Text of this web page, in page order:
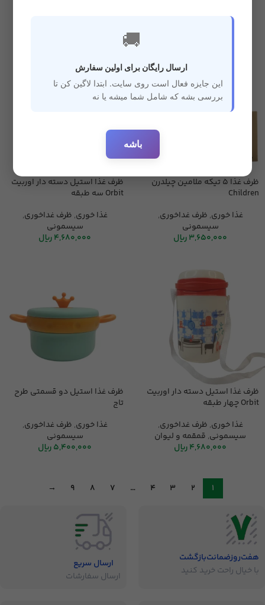
ظرف غذا 5 تیکه ملامین چیلدرن
Children
غذا خوری, ظرف غداخوری,
سیسمونی
3,650,000ریال
ظرف غذا استیل دسته دار اوربیت
Orbit سه طبقه
غذا خوری, ظرف غداخوری,
سیسمونی
4,680,000ریال
ظرف غذا استیل دسته دار اوربیت
Orbit چهار طبقه
غذا خوری, ظرف غداخوری,
سیسمونی, قمقمه و لیوان
4,680,000ریال
ظرف غذا استیل دو قسمتی طرح
تاج
غذا خوری, ظرف غداخوری,
سیسمونی
5,400,000ریال
1
2
3
4
…
7
8
9
→
هفت‌روز‌ضمانت‌بازگشت
با خیال راحت خرید کنید
ارسال سریع
ارسال سفارشات
🚚
ارسال رایگان برای اولین سفارش
این جایزه فعال است روی سایت. ابتدا لاگین کن تا
بررسی بشه که شامل شما میشه یا نه
باشه